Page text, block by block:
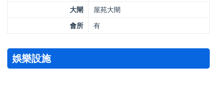
大閘
屋苑大閘
會所
有
娛樂設施